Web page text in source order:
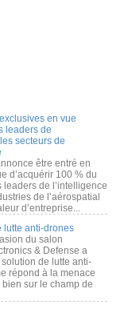
en vue
leaders de
secteurs de
être entré en
d’acquérir 100 % du
leaders de l’intelligence
de l’aérospatial
d’entreprise...
lutte anti-drones
du salon
& Defense a
de lutte anti-
répond à la menace
sur le champ de